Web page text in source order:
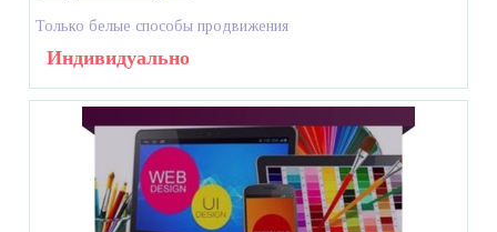
Только белые способы продвижения
Индивидуально